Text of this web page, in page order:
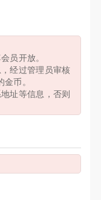
员开放。
经过管理员审核
币。
址等信息，否则